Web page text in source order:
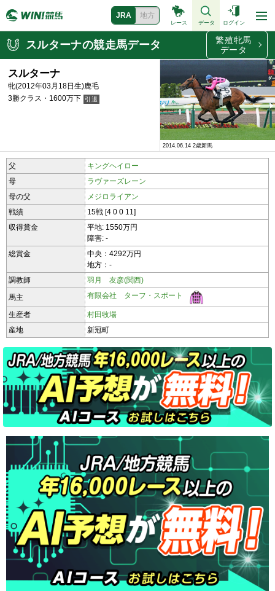
JRA 地方
レース データ ログイン
スルターナの競走馬データ
繁殖牝馬
データ
スルターナ
牝(2012年03月18日生)鹿毛
3勝クラス・1600万下
2014.06.14 2歳新馬
父
キングヘイロー
母
ラヴァーズレーン
母の父
メジロライアン
戦績
15戦 [4 0 0 11]
収得賞金
平地: 1550万円
障害: -
総賞金
中央：4292万円
地方：-
調教師
羽月 友彦(関西)
馬主
有限会社 ターフ・スポート
生産者
村田牧場
産地
新冠町